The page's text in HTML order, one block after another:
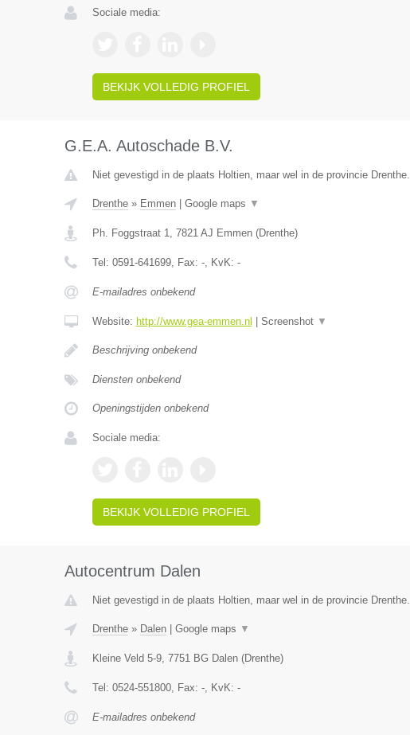
Sociale media:
BEKIJK VOLLEDIG PROFIEL
G.E.A. Autoschade B.V.
Niet gevestigd in de plaats Holtien, maar wel in de provincie Drenthe.
Drenthe» Emmen| Google maps ▼
Ph. Foggstraat 1, 7821 AJ Emmen(Drenthe)
Tel: 0591-641699, Fax: -, KvK: -
E-mailadres onbekend
Website: http://www.gea-emmen.nl Screenshot ▼
Beschrijving onbekend
Diensten onbekend
Openingstijden onbekend
Sociale media:
BEKIJK VOLLEDIG PROFIEL
Autocentrum Dalen
Niet gevestigd in de plaats Holtien, maar wel in de provincie Drenthe.
Drenthe» Dalen| Google maps ▼
Kleine Veld 5-9, 7751 BG Dalen(Drenthe)
Tel: 0524-551800, Fax: -, KvK: -
E-mailadres onbekend